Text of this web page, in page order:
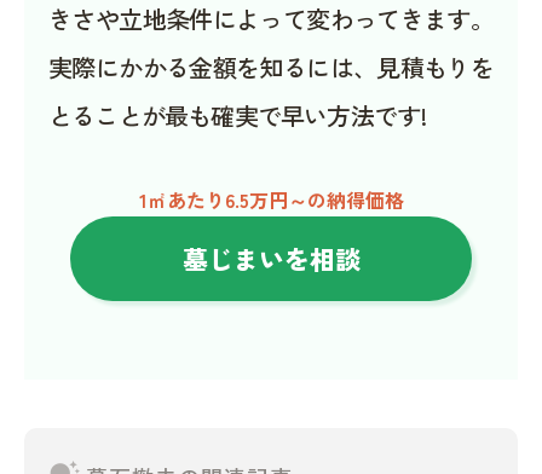
きさや立地条件によって変わってきます。
実際にかかる金額を知るには、見積もりを
とることが最も確実で早い方法です!
1㎡あたり6.5万円～の納得価格
墓じまいを相談